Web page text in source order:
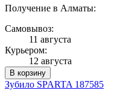
Получение в Алматы:
Самовывоз:
11 августа
Курьером:
12 августа
В корзину
Зубило SPARTA 187585